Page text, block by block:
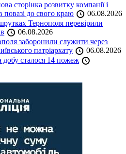
сторінка розвитку компанії і
до свого краю
06.08.2026
Тернополя перевірили
06.08.2026
заборонили служити через
патріархату
06.08.2026
добу сталося 14 пожеж